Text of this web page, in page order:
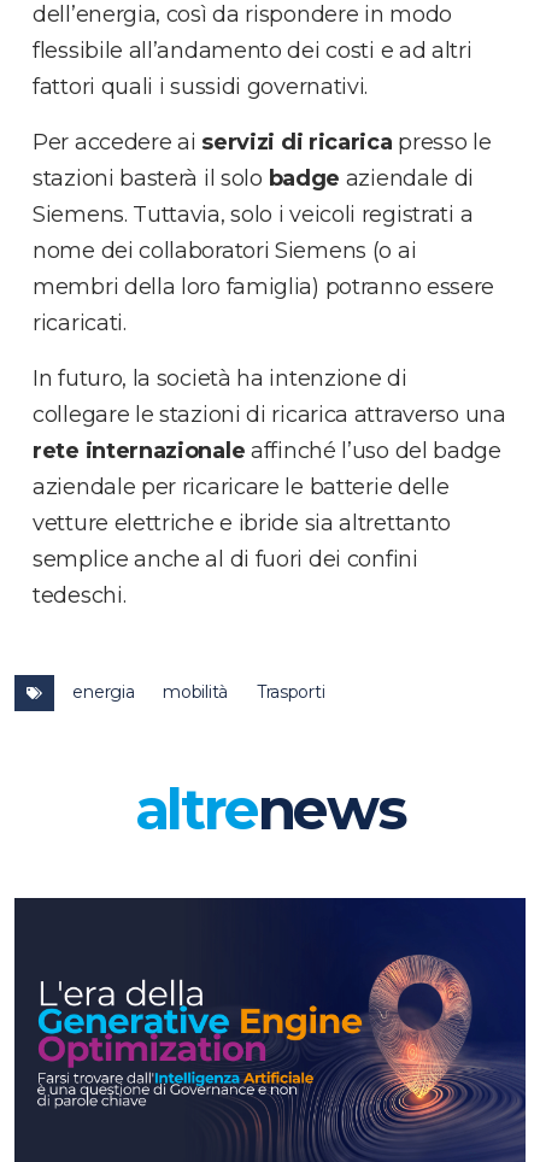
dell’energia, così da rispondere in modo
flessibile all’andamento dei costi e ad altri
fattori quali i sussidi governativi.
Per accedere ai servizi di ricarica presso le
stazioni basterà il solo badge aziendale di
Siemens. Tuttavia, solo i veicoli registrati a
nome dei collaboratori Siemens (o ai
membri della loro famiglia) potranno essere
ricaricati.
In futuro, la società ha intenzione di
collegare le stazioni di ricarica attraverso una
rete internazionale affinché l’uso del badge
aziendale per ricaricare le batterie delle
vetture elettriche e ibride sia altrettanto
semplice anche al di fuori dei confini
tedeschi.
energia mobilità Trasporti
altrenews